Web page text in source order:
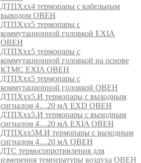
ДТПХхх4 термопары с кабельным
выводом ОВЕН
ДТПХхх5 термопары с
коммутационной головкой EXIA
ОВЕН
ДТПХхх5 термопары с
коммутационной головкой на основе
КТМС EXIA ОВЕН
ДТПХхх5 термопары с
коммутационной головкой ОВЕН
ДТПХхх5.И термопары с выходным
сигналом 4…20 мА EXD ОВЕН
ДТПХхх5.И термопары с выходным
сигналом 4…20 мА EXIA ОВЕН
ДТПХхх5М.И термопары с выходным
сигналом 4…20 мА ОВЕН
ДТС термосопротивления для
измерения температуры воздуха ОВЕН